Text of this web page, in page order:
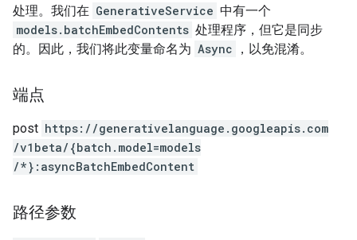
处理。我们在 GenerativeService 中有一个
models.batchEmbedContents 处理程序，但它是同步
的。因此，我们将此变量命名为 Async ，以免混淆。
端点
post https: / /generativelanguage.googleapis.com
/v1beta/{batch.model=models
/*}:asyncBatchEmbedContent
路径参数